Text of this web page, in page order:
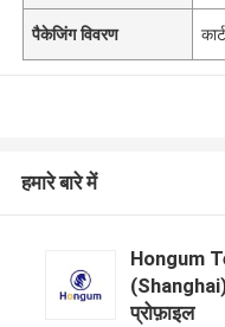
पैकेजिंग विवरण
हमारे बारे में
Hongum
(Shanghai)
प्रोफ़ाइल